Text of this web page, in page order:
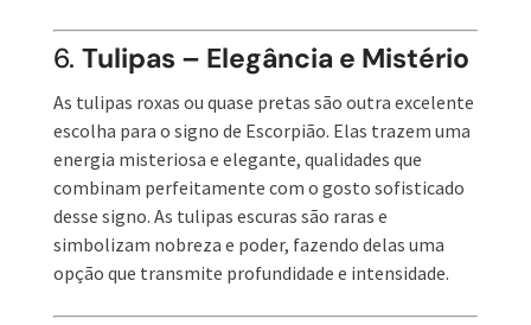
6. Tulipas – Elegância e Mistério
As tulipas roxas ou quase pretas são outra excelente
escolha para o signo de Escorpião. Elas trazem uma
energia misteriosa e elegante, qualidades que
combinam perfeitamente com o gosto sofisticado
desse signo. As tulipas escuras são raras e
simbolizam nobreza e poder, fazendo delas uma
opção que transmite profundidade e intensidade.